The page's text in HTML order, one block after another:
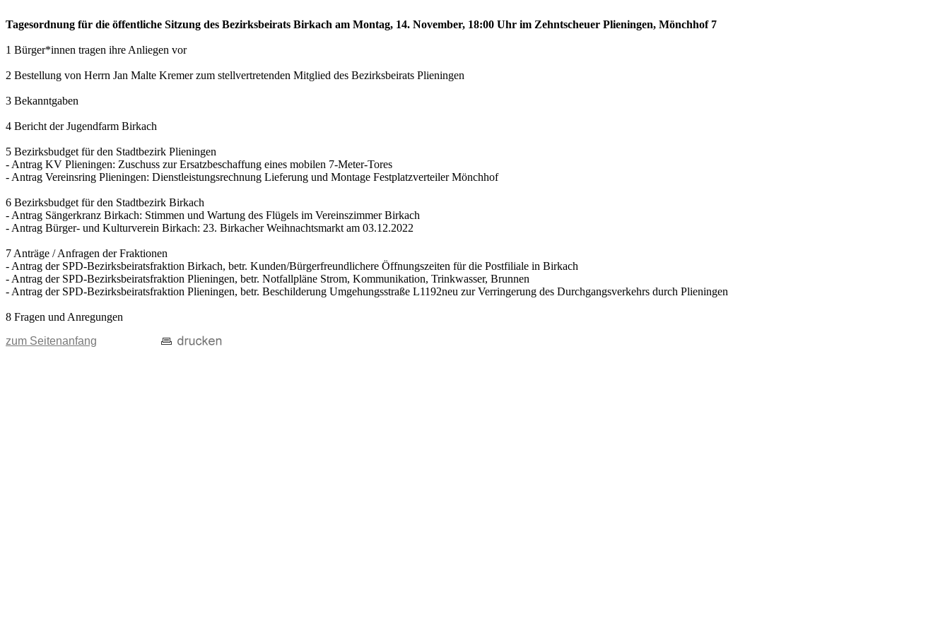
Tagesordnung für die öffentliche Sitzung des Bezirksbeirats Birkach am Montag, 14. November, 18:00 Uhr im Zehntscheuer Plieningen, Mönchhof 7
1 Bürger*innen tragen ihre Anliegen vor
2 Bestellung von Herrn Jan Malte Kremer zum stellvertretenden Mitglied des Bezirksbeirats Plieningen
3 Bekanntgaben
4 Bericht der Jugendfarm Birkach
5 Bezirksbudget für den Stadtbezirk Plieningen
- Antrag KV Plieningen: Zuschuss zur Ersatzbeschaffung eines mobilen 7-Meter-Tores
- Antrag Vereinsring Plieningen: Dienstleistungsrechnung Lieferung und Montage Festplatzverteiler Mönchhof
6 Bezirksbudget für den Stadtbezirk Birkach
- Antrag Sängerkranz Birkach: Stimmen und Wartung des Flügels im Vereinszimmer Birkach
- Antrag Bürger- und Kulturverein Birkach: 23. Birkacher Weihnachtsmarkt am 03.12.2022
7 Anträge / Anfragen der Fraktionen
- Antrag der SPD-Bezirksbeiratsfraktion Birkach, betr. Kunden/Bürgerfreundlichere Öffnungszeiten für die Postfiliale in Birkach
- Antrag der SPD-Bezirksbeiratsfraktion Plieningen, betr. Notfallpläne Strom, Kommunikation, Trinkwasser, Brunnen
- Antrag der SPD-Bezirksbeiratsfraktion Plieningen, betr. Beschilderung Umgehungsstraße L1192neu zur Verringerung des Durchgangsverkehrs durch Plieningen
8 Fragen und Anregungen
zum Seitenanfang